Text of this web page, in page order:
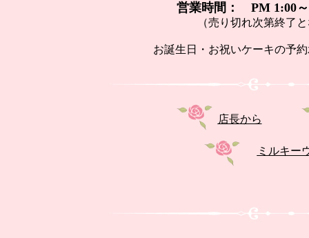
営業時間： PM 1:00～
（売り切れ次第終了
お誕生日・お祝いケーキの予
店長から
ミルキー